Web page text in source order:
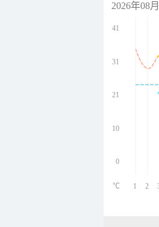
2026年08
41
31
21
10
0
1 2
℃